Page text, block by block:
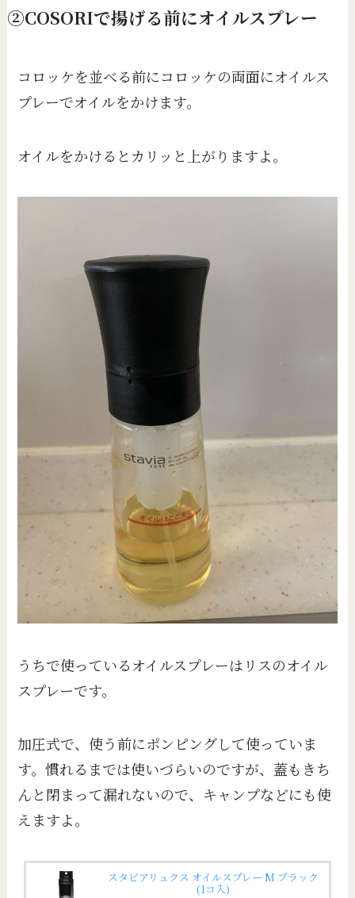
②COSORIで揚げる前にオイルスプレー
コロッケを並べる前にコロッケの両面にオイルス
プレーでオイルをかけます。
オイルをかけるとカリッと上がりますよ。
うちで使っているオイルスプレーはリスのオイル
スプレーです。
加圧式で、使う前にポンピングして使っていま
す。慣れるまでは使いづらいのですが、蓋もきち
んと閉まって漏れないので、キャンプなどにも使
えますよ。
スタビアリュクス オイルスプレー M ブラック
(1コ入)